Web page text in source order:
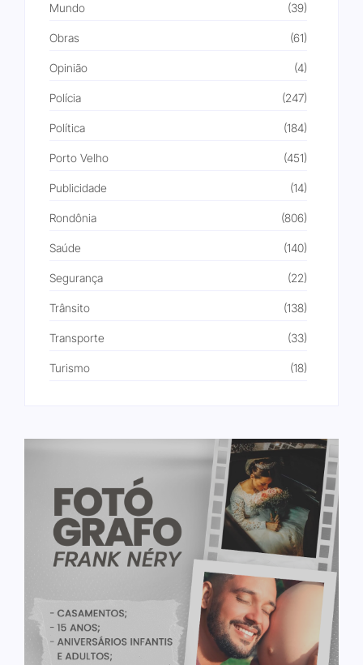
Mundo (39)
Obras (61)
Opinião (4)
Polícia (247)
Política (184)
Porto Velho (451)
Publicidade (14)
Rondônia (806)
Saúde (140)
Segurança (22)
Trânsito (138)
Transporte (33)
Turismo (18)